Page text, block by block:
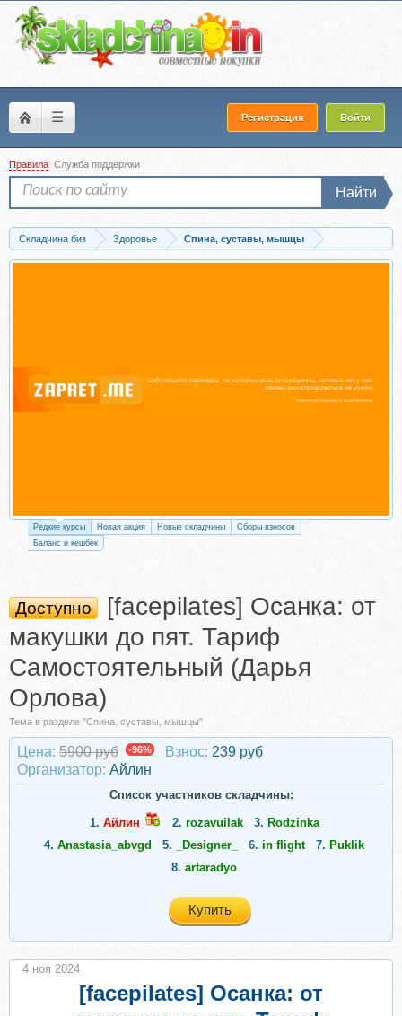
☰ Регистрация Войти
Правила Служба поддержки
Найти
Складчина биз Здоровье
Спина, суставы, мышцы
Скачать [facepilates] Осанка: от макушки до пят. Тариф Самостоятельный...
Редкие курсы Новая акция Новые складчины
Сборы взносов
Баланс и кешбек
Доступно
[facepilates] Осанка: от
макушки до пят. Тариф
Самостоятельный (Дарья
Орлова)
Тема в разделе "Спина, суставы, мышцы"
Цена: 5900 руб -96% Взнос: 239 руб
Организатор: Айлин
Список участников складчины:
1. Айлин 2. rozavuilak 3. Rodzinka
4. Anastasia_abvgd 5. _Designer_ 6. in flight 7. Puklik
8. artaradyo
Купить
[facepilates] Осанка: от
4 ноя 2024